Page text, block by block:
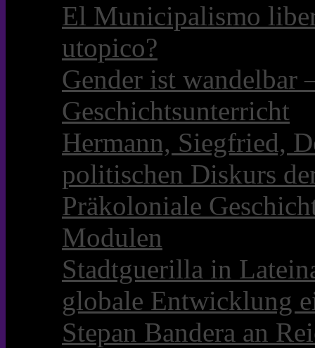
El Municipalismo
utopico?
Gender ist
Geschichtsunterricht
Hermann, Siegfried,
politischen Diskurs
Präkoloniale
Modulen
Stadtguerilla in
globale Entwicklung
Stepan Bandera an